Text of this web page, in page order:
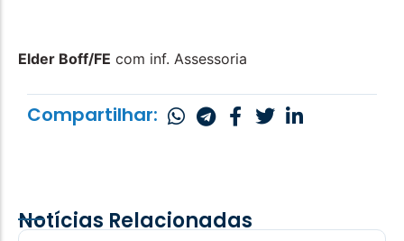
Elder Boff/FE com inf. Assessoria
Compartilhar:
Notícias Relacionadas